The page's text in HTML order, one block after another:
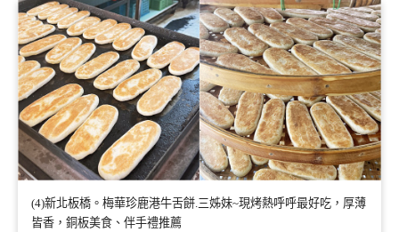
(4)新北板橋。梅華珍鹿港牛舌餅.三姊妹~現烤熱呼呼最好吃，厚薄
皆香，銅板美食、伴手禮推薦